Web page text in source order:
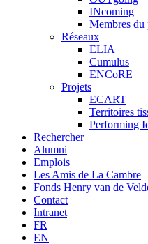
INcoming
Membres du
Réseaux
ELIA
Cumulus
ENCoRE
Projets
ECART
Territoires
Performing
Rechercher
Alumni
Emplois
Les Amis de La Cambre
Fonds Henry van de
Contact
Intranet
FR
EN